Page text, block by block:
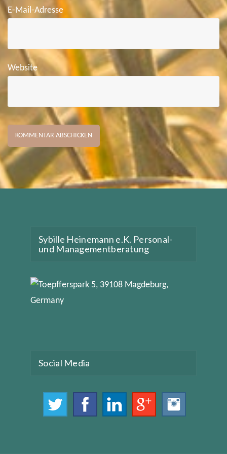
E-Mail-Adresse
Website
Sybille Heinemann e.K. Personal-
und Managementberatung
Social Media